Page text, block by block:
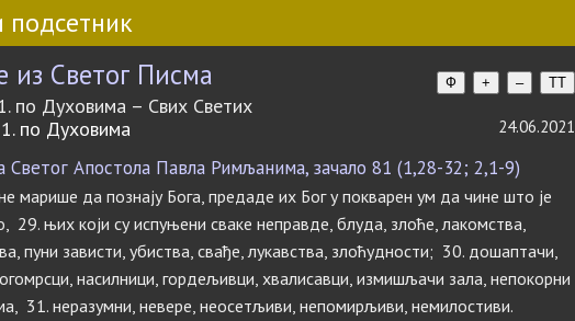
подсетник
из Светог Писма Ф + – TT
по Духовима – Свих Светих
по Духовима
24.06.2021
Светог Апостола Павла Римљанима, зачало 81 (1,28-32; 2,1-9)
марише да познају Бога, предаде их Бог у покварен ум да чине што је
29. њих који су испуњени сваке неправде, блуда, злоће, лакомства,
пуни зависти, убиства, свађе, лукавства, злоћудности; 30. дошаптачи,
насилници, гордељивци, хвалисавци, измишљачи зала, непокорни
31. неразумни, невере, неосетљиви, непомирљиви, немилостиви.